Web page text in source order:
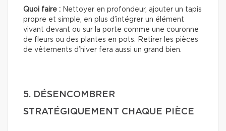
Quoi faire : Nettoyer en profondeur, ajouter un tapis
propre et simple, en plus d’intégrer un élément
vivant devant ou sur la porte comme une couronne
de fleurs ou des plantes en pots. Retirer les pièces
de vêtements d’hiver fera aussi un grand bien.
5. DÉSENCOMBRER
STRATÉGIQUEMENT CHAQUE PIÈCE